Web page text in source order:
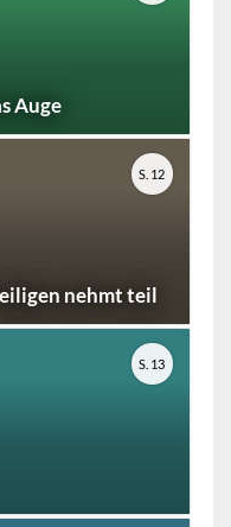
Auge
nehmt teil
S. 12
S. 13